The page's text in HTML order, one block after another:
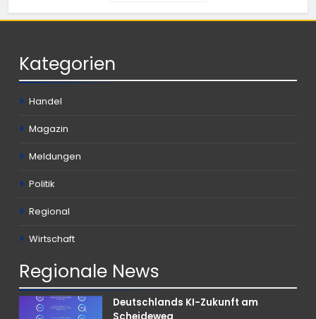
Kategorien
Handel
Magazin
Meldungen
Politik
Regional
Wirtschaft
Regionale News
Deutschlands KI-Zukunft am